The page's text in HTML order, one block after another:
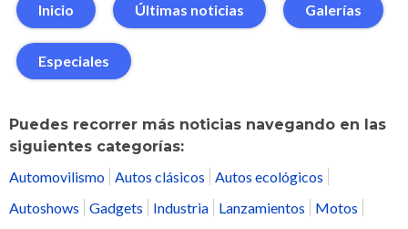
Inicio Últimas noticias Galerías
Especiales
Puedes recorrer más noticias navegando en las
siguientes categorías:
Automovilismo Autos clásicos
Autos ecológicos
Autoshows
Gadgets Industria Lanzamientos
Motos